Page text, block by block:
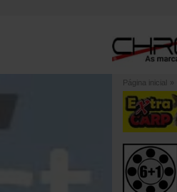
Página inicial »